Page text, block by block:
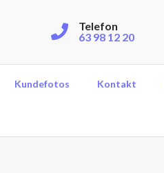
Telefon
63 98 12 20
Kundefotos Kontakt